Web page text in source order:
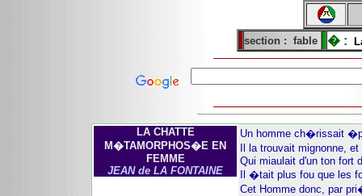
section : fable � :
LA CHATTE
M�TAMORPHOS�E EN
FEMME
JEAN de LA FONTAINE
Un homme ch�rissait
Il la trouvait mignonne,
Qui miaulait d'un ton fort
Il �tait plus fou que les
Cet Homme donc, par